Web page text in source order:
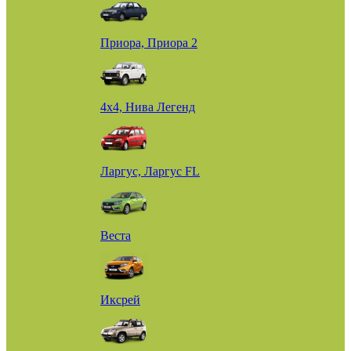
Приора, Приора 2
4х4, Нива Легенд
Ларгус, Ларгус FL
Веста
Иксрей